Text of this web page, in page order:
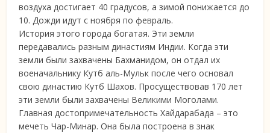
воздуха достигает 40 градусов, а зимой понижается до
10. Дожди идут с ноября по февраль.
История этого города богатая. Эти земли
передавались разным династиям Индии. Когда эти
земли были захвачены Бахманидом, он отдал их
военачальнику Кутб аль-Мульк после чего основал
свою династию Кутб Шахов. Просуществовав 170 лет
эти земли были захвачены Великими Моголами.
Главная достопримечательность Хайдарабада – это
мечеть Чар-Минар. Она была построена в знак